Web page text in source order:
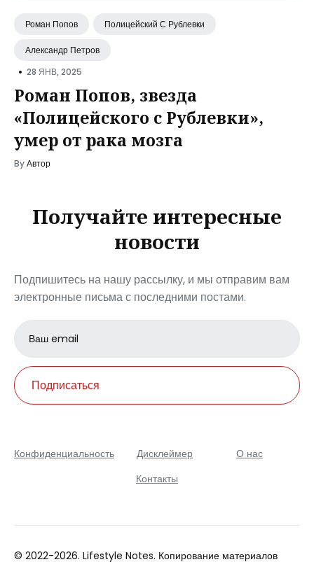
Роман Попов Полицейский С Рублевки
Александр Петров
• 28 ЯНВ, 2025
Роман Попов, звезда
«Полицейского с Рублевки»,
умер от рака мозга
ByАвтор
Получайте интересные
новости
Подпишитесь на нашу рассылку, и мы отправим вам
электронные письма с последними постами.
Email
address
Подписаться
Конфиденциальность Дисклеймер
О нас
Контакты
© 2022-2026. Lifestyle Notes. Копирование материалов